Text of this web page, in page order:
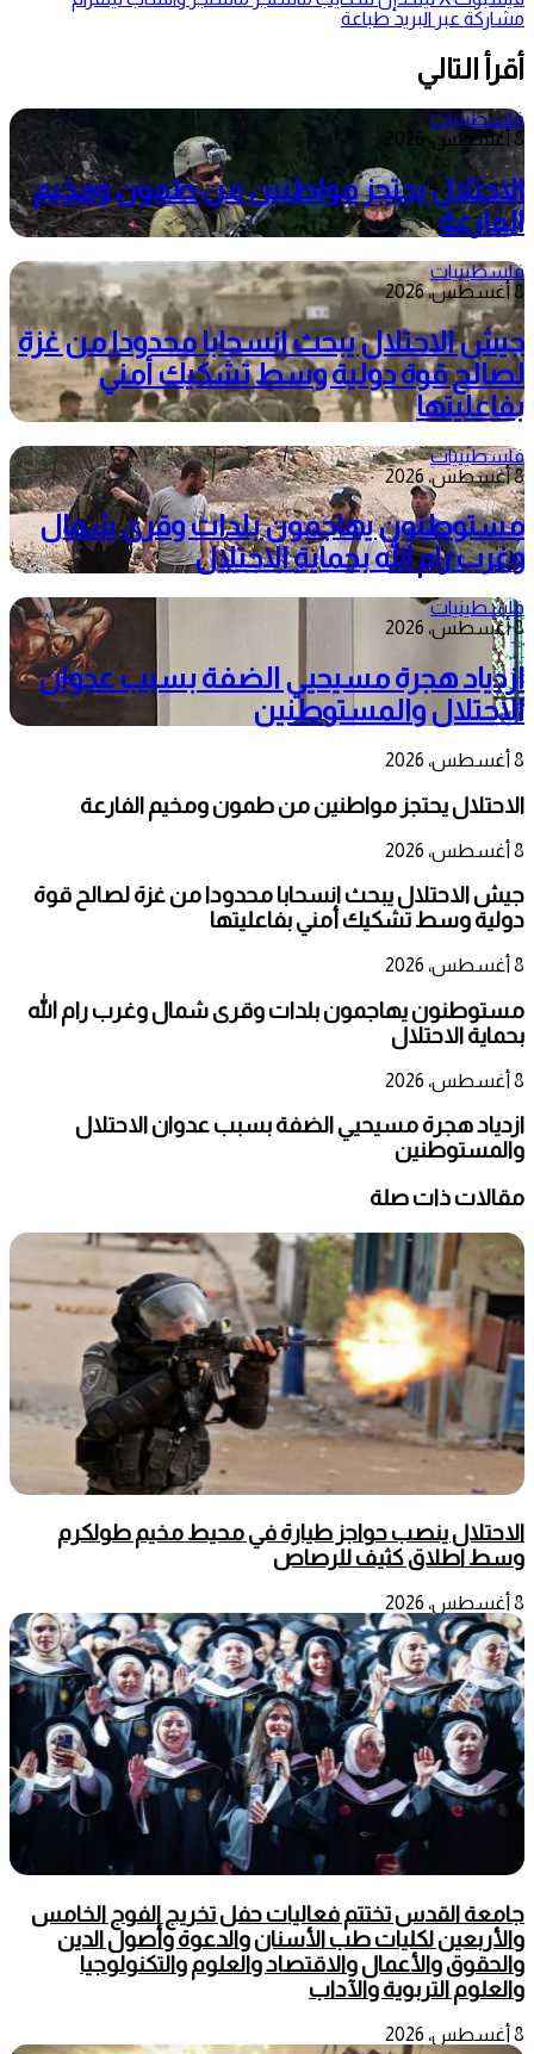
مشاركة عبر البريد طباعة
أقرأ التالي
فلسطينيات
8 أغسطس، 2026
الاحتلال يحتجز مواطنين من طمون ومخيم
الفارعة
فلسطينيات
8 أغسطس، 2026
جيش الاحتلال يبحث انسحابا محدودا من غزة
لصالح قوة دولية وسط تشكيك أمني
بفاعليتها
فلسطينيات
8 أغسطس، 2026
مستوطنون يهاجمون بلدات وقرى شمال
وغرب رام الله بحماية الاحتلال
فلسطينيات
8 أغسطس، 2026
ازدياد هجرة مسيحيي الضفة بسبب عدوان
الاحتلال والمستوطنين
8 أغسطس، 2026
الاحتلال يحتجز مواطنين من طمون ومخيم الفارعة
8 أغسطس، 2026
جيش الاحتلال يبحث انسحابا محدودا من غزة لصالح قوة
دولية وسط تشكيك أمني بفاعليتها
8 أغسطس، 2026
مستوطنون يهاجمون بلدات وقرى شمال وغرب رام الله
بحماية الاحتلال
8 أغسطس، 2026
ازدياد هجرة مسيحيي الضفة بسبب عدوان الاحتلال
والمستوطنين
مقالات ذات صلة
الاحتلال ينصب حواجز طيارة في محيط مخيم طولكرم
وسط اطلاق كثيف للرصاص
8 أغسطس، 2026
جامعة القدس تختتم فعاليات حفل تخريج الفوج الخامس
والأربعين لكليات طب الأسنان والدعوة وأصول الدين
والحقوق والأعمال والاقتصاد والعلوم والتكنولوجيا
والعلوم التربوية والآداب
8 أغسطس، 2026